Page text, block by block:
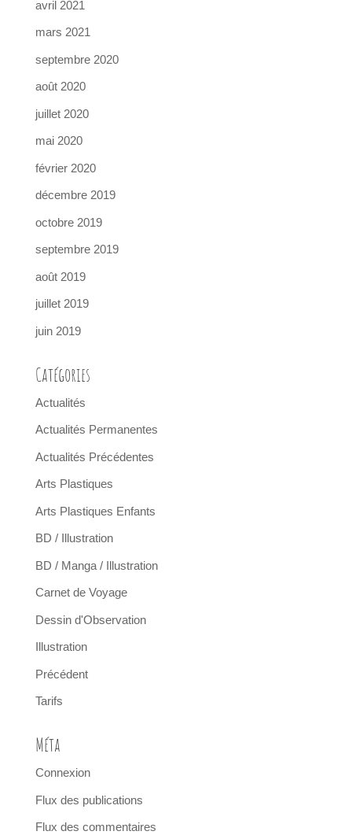
avril 2021
mars 2021
septembre 2020
août 2020
juillet 2020
mai 2020
février 2020
décembre 2019
octobre 2019
septembre 2019
août 2019
juillet 2019
juin 2019
Catégories
Actualités
Actualités Permanentes
Actualités Précédentes
Arts Plastiques
Arts Plastiques Enfants
BD / Illustration
BD / Manga / Illustration
Carnet de Voyage
Dessin d'Observation
Illustration
Précédent
Tarifs
Méta
Connexion
Flux des publications
Flux des commentaires